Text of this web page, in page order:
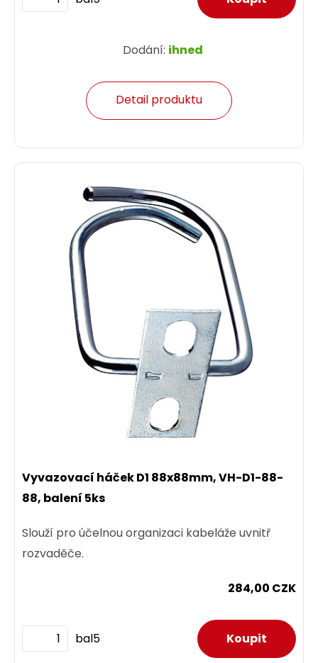
Dodání: ihned
Detail produktu
Vyvazovací háček D1 88x88mm, VH-D1-88-
88, balení 5ks
Slouží pro účelnou organizaci kabeláže uvnitř
rozvaděče.
284,00 CZK
bal5